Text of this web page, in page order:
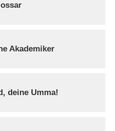
Akademiker
deine Umma!